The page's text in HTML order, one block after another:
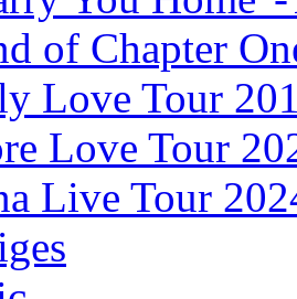
of Chapter
Love Tour
Love Tour
Live Tour